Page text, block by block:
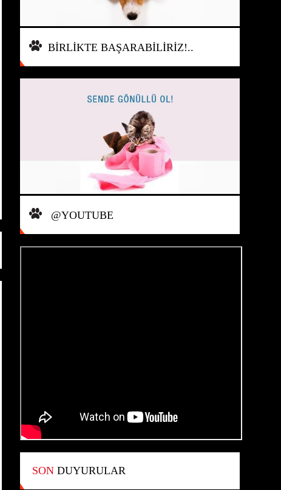
BİRLİKTE BAŞARABİLİRİZ!..
@YOUTUBE
SONDUYURULAR